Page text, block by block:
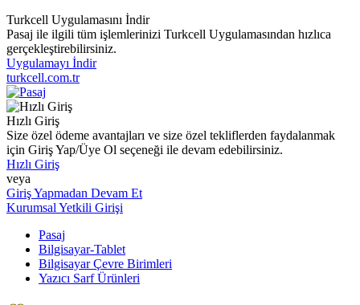
Turkcell Uygulamasını İndir
Pasaj ile ilgili tüm işlemlerinizi Turkcell Uygulamasından hızlıca
gerçekleştirebilirsiniz.
Uygulamayı İndir
turkcell.com.tr
Hızlı Giriş
Size özel ödeme avantajları ve size özel tekliflerden faydalanmak
için Giriş Yap/Üye Ol seçeneği ile devam edebilirsiniz.
Hızlı Giriş
veya
Giriş Yapmadan Devam Et
Kurumsal Yetkili Girişi
Pasaj
Bilgisayar-Tablet
Bilgisayar Çevre Birimleri
Yazıcı Sarf Ürünleri